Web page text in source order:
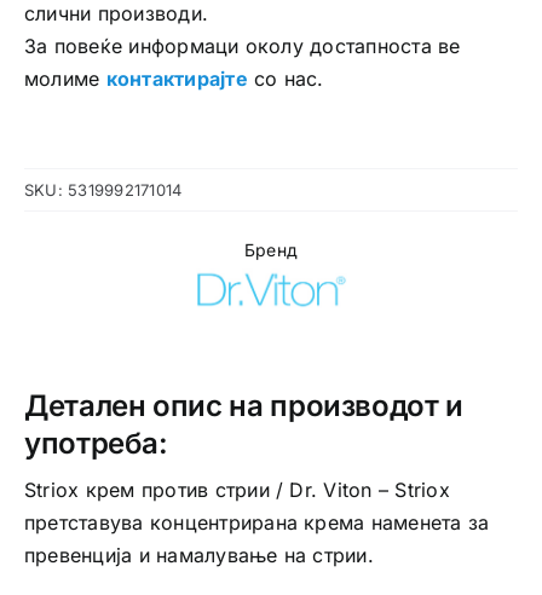
слични производи.
За повеќе информаци околу достапноста ве
молиме контактирајте со нас.
SKU: 5319992171014
Бренд
Детален опис на производот и
употреба:
Striox крем против стрии / Dr. Viton – Striox
претставува концентрирана крема наменета за
превенција и намалување на стрии.